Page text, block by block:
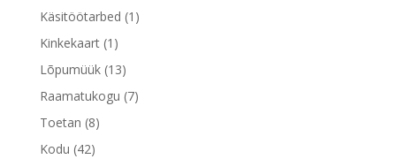
toodet
Käsitöötarbed 1 1
Kinkekaart 1 1
toode
Lõpumüük 1313
toodet
Raamatukogu 77
Toetan 88
Kodu 4242